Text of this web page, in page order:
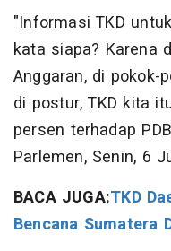
"Informasi TKD
kata siapa? Karena
Anggaran, di pokok-
di postur, TKD kita
persen terhadap
Parlemen, Senin, 6
BACA JUGA:TKD
Bencana Sumatera